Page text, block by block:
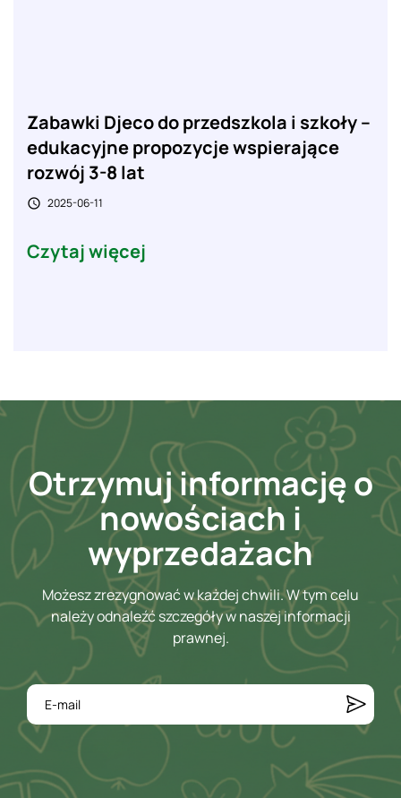
Zabawki Djeco do przedszkola i szkoły –
edukacyjne propozycje wspierające
rozwój 3-8 lat
 2025-06-11
Czytaj więcej
Otrzymuj informację o
nowościach i
wyprzedażach
Możesz zrezygnować w każdej chwili. W tym celu
należy odnaleźć szczegóły w naszej informacji
prawnej.